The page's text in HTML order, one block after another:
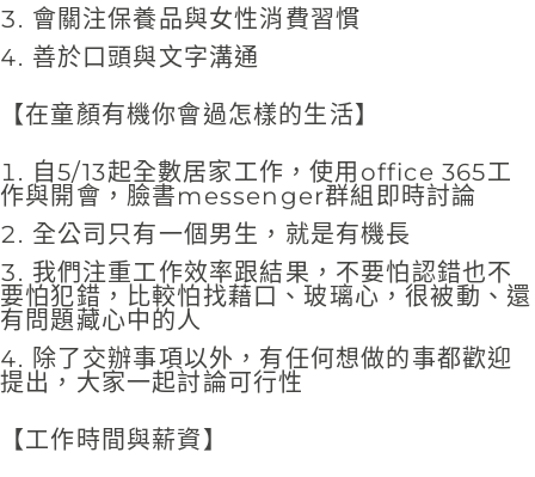
會關注保養品與女性消費習慣
善於口頭與文字溝通
【在童顏有機你會過怎樣的生活】
自5/13起全數居家工作，使用office 365工
作與開會，臉書messenger群組即時討論
全公司只有一個男生，就是有機長
我們注重工作效率跟結果，不要怕認錯也不
要怕犯錯，比較怕找藉口、玻璃心，很被動、還
有問題藏心中的人
除了交辦事項以外，有任何想做的事都歡迎
提出，大家一起討論可行性
【工作時間與薪資】